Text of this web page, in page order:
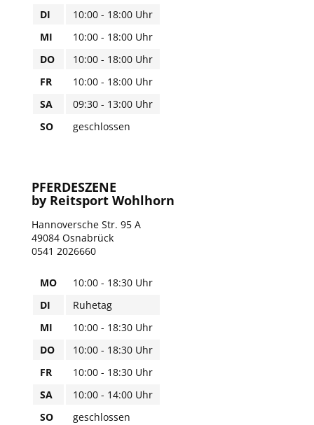
DI
10:00 - 18:00 Uhr
MI
10:00 - 18:00 Uhr
DO
10:00 - 18:00 Uhr
FR
10:00 - 18:00 Uhr
SA
09:30 - 13:00 Uhr
SO
geschlossen
PFERDESZENE
by Reitsport Wohlhorn
Hannoversche Str. 95 A
49084 Osnabrück
0541 2026660
MO
10:00 - 18:30 Uhr
DI
Ruhetag
MI
10:00 - 18:30 Uhr
DO
10:00 - 18:30 Uhr
FR
10:00 - 18:30 Uhr
SA
10:00 - 14:00 Uhr
SO
geschlossen